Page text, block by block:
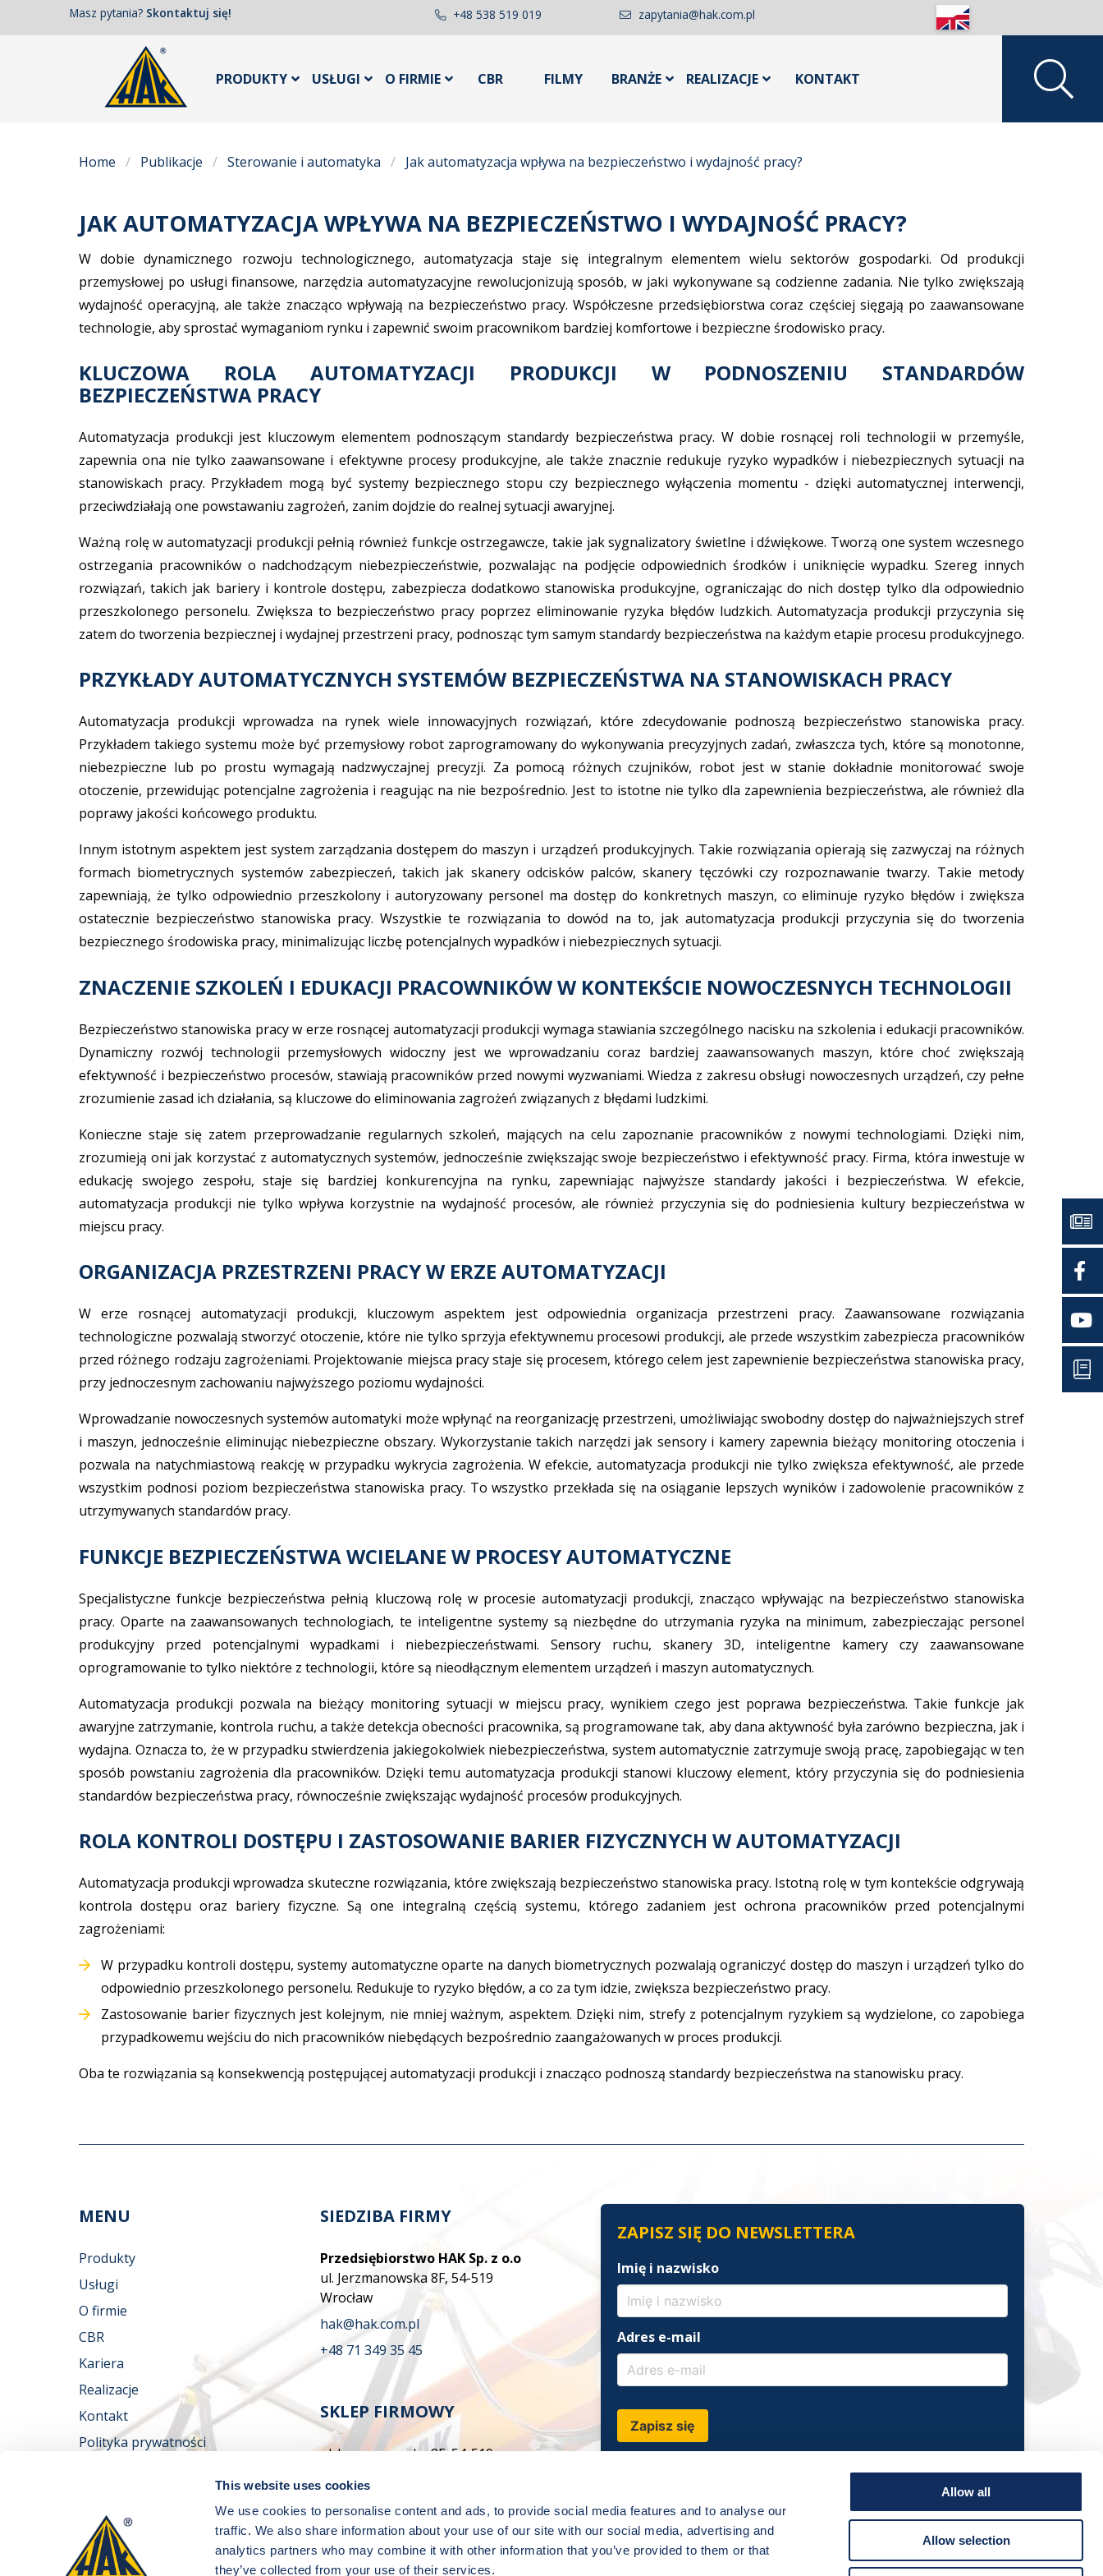
This website uses cookies
We use cookies to personalise content and ads, to provide social media features and to analyse our
traffic. We also share information about your use of our site with our social media, advertising and
analytics partners who may combine it with other information that you’ve provided to them or that
they’ve collected from your use of their services.
Allow all
Allow selection
Masz pytania? Skontaktuj się! +48 538 519 019 zapytania@hak.com.pl
PRODUKTY USŁUGI O FIRMIE CBR FILMY BRANŻE REALIZACJE KONTAKT
Home Publikacje Sterowanie i automatyka Jak automatyzacja wpływa na bezpieczeństwo i wydajność pracy?
JAK AUTOMATYZACJA WPŁYWA NA BEZPIECZEŃSTWO I WYDAJNOŚĆ PRACY?
W dobie dynamicznego rozwoju technologicznego, automatyzacja staje się integralnym elementem wielu sektorów gospodarki. Od produkcji
przemysłowej po usługi finansowe, narzędzia automatyzacyjne rewolucjonizują sposób, w jaki wykonywane są codzienne zadania. Nie tylko zwiększają
wydajność operacyjną, ale także znacząco wpływają na bezpieczeństwo pracy. Współczesne przedsiębiorstwa coraz częściej sięgają po zaawansowane
technologie, aby sprostać wymaganiom rynku i zapewnić swoim pracownikom bardziej komfortowe i bezpieczne środowisko pracy.
KLUCZOWA ROLA AUTOMATYZACJI PRODUKCJI W PODNOSZENIU STANDARDÓW
BEZPIECZEŃSTWA PRACY
Automatyzacja produkcji jest kluczowym elementem podnoszącym standardy bezpieczeństwa pracy. W dobie rosnącej roli technologii w przemyśle,
zapewnia ona nie tylko zaawansowane i efektywne procesy produkcyjne, ale także znacznie redukuje ryzyko wypadków i niebezpiecznych sytuacji na
stanowiskach pracy. Przykładem mogą być systemy bezpiecznego stopu czy bezpiecznego wyłączenia momentu - dzięki automatycznej interwencji,
przeciwdziałają one powstawaniu zagrożeń, zanim dojdzie do realnej sytuacji awaryjnej.
Ważną rolę w automatyzacji produkcji pełnią również funkcje ostrzegawcze, takie jak sygnalizatory świetlne i dźwiękowe. Tworzą one system wczesnego
ostrzegania pracowników o nadchodzącym niebezpieczeństwie, pozwalając na podjęcie odpowiednich środków i uniknięcie wypadku. Szereg innych
rozwiązań, takich jak bariery i kontrole dostępu, zabezpiecza dodatkowo stanowiska produkcyjne, ograniczając do nich dostęp tylko dla odpowiednio
przeszkolonego personelu. Zwiększa to bezpieczeństwo pracy poprzez eliminowanie ryzyka błędów ludzkich. Automatyzacja produkcji przyczynia się
zatem do tworzenia bezpiecznej i wydajnej przestrzeni pracy, podnosząc tym samym standardy bezpieczeństwa na każdym etapie procesu produkcyjnego.
PRZYKŁADY AUTOMATYCZNYCH SYSTEMÓW BEZPIECZEŃSTWA NA STANOWISKACH PRACY
Automatyzacja produkcji wprowadza na rynek wiele innowacyjnych rozwiązań, które zdecydowanie podnoszą bezpieczeństwo stanowiska pracy.
Przykładem takiego systemu może być przemysłowy robot zaprogramowany do wykonywania precyzyjnych zadań, zwłaszcza tych, które są monotonne,
niebezpieczne lub po prostu wymagają nadzwyczajnej precyzji. Za pomocą różnych czujników, robot jest w stanie dokładnie monitorować swoje
otoczenie, przewidując potencjalne zagrożenia i reagując na nie bezpośrednio. Jest to istotne nie tylko dla zapewnienia bezpieczeństwa, ale również dla
poprawy jakości końcowego produktu.
Innym istotnym aspektem jest system zarządzania dostępem do maszyn i urządzeń produkcyjnych. Takie rozwiązania opierają się zazwyczaj na różnych
formach biometrycznych systemów zabezpieczeń, takich jak skanery odcisków palców, skanery tęczówki czy rozpoznawanie twarzy. Takie metody
zapewniają, że tylko odpowiednio przeszkolony i autoryzowany personel ma dostęp do konkretnych maszyn, co eliminuje ryzyko błędów i zwiększa
ostatecznie bezpieczeństwo stanowiska pracy. Wszystkie te rozwiązania to dowód na to, jak automatyzacja produkcji przyczynia się do tworzenia
bezpiecznego środowiska pracy, minimalizując liczbę potencjalnych wypadków i niebezpiecznych sytuacji.
ZNACZENIE SZKOLEŃ I EDUKACJI PRACOWNIKÓW W KONTEKŚCIE NOWOCZESNYCH TECHNOLOGII
Bezpieczeństwo stanowiska pracy w erze rosnącej automatyzacji produkcji wymaga stawiania szczególnego nacisku na szkolenia i edukacji pracowników.
Dynamiczny rozwój technologii przemysłowych widoczny jest we wprowadzaniu coraz bardziej zaawansowanych maszyn, które choć zwiększają
efektywność i bezpieczeństwo procesów, stawiają pracowników przed nowymi wyzwaniami. Wiedza z zakresu obsługi nowoczesnych urządzeń, czy pełne
zrozumienie zasad ich działania, są kluczowe do eliminowania zagrożeń związanych z błędami ludzkimi.
Konieczne staje się zatem przeprowadzanie regularnych szkoleń, mających na celu zapoznanie pracowników z nowymi technologiami. Dzięki nim,
zrozumieją oni jak korzystać z automatycznych systemów, jednocześnie zwiększając swoje bezpieczeństwo i efektywność pracy. Firma, która inwestuje w
edukację swojego zespołu, staje się bardziej konkurencyjna na rynku, zapewniając najwyższe standardy jakości i bezpieczeństwa. W efekcie,
automatyzacja produkcji nie tylko wpływa korzystnie na wydajność procesów, ale również przyczynia się do podniesienia kultury bezpieczeństwa w
miejscu pracy.
ORGANIZACJA PRZESTRZENI PRACY W ERZE AUTOMATYZACJI
W erze rosnącej automatyzacji produkcji, kluczowym aspektem jest odpowiednia organizacja przestrzeni pracy. Zaawansowane rozwiązania
technologiczne pozwalają stworzyć otoczenie, które nie tylko sprzyja efektywnemu procesowi produkcji, ale przede wszystkim zabezpiecza pracowników
przed różnego rodzaju zagrożeniami. Projektowanie miejsca pracy staje się procesem, którego celem jest zapewnienie bezpieczeństwa stanowiska pracy,
przy jednoczesnym zachowaniu najwyższego poziomu wydajności.
Wprowadzanie nowoczesnych systemów automatyki może wpłynąć na reorganizację przestrzeni, umożliwiając swobodny dostęp do najważniejszych stref
i maszyn, jednocześnie eliminując niebezpieczne obszary. Wykorzystanie takich narzędzi jak sensory i kamery zapewnia bieżący monitoring otoczenia i
pozwala na natychmiastową reakcję w przypadku wykrycia zagrożenia. W efekcie, automatyzacja produkcji nie tylko zwiększa efektywność, ale przede
wszystkim podnosi poziom bezpieczeństwa stanowiska pracy. To wszystko przekłada się na osiąganie lepszych wyników i zadowolenie pracowników z
utrzymywanych standardów pracy.
FUNKCJE BEZPIECZEŃSTWA WCIELANE W PROCESY AUTOMATYCZNE
Specjalistyczne funkcje bezpieczeństwa pełnią kluczową rolę w procesie automatyzacji produkcji, znacząco wpływając na bezpieczeństwo stanowiska
pracy. Oparte na zaawansowanych technologiach, te inteligentne systemy są niezbędne do utrzymania ryzyka na minimum, zabezpieczając personel
produkcyjny przed potencjalnymi wypadkami i niebezpieczeństwami. Sensory ruchu, skanery 3D, inteligentne kamery czy zaawansowane
oprogramowanie to tylko niektóre z technologii, które są nieodłącznym elementem urządzeń i maszyn automatycznych.
Automatyzacja produkcji pozwala na bieżący monitoring sytuacji w miejscu pracy, wynikiem czego jest poprawa bezpieczeństwa. Takie funkcje jak
awaryjne zatrzymanie, kontrola ruchu, a także detekcja obecności pracownika, są programowane tak, aby dana aktywność była zarówno bezpieczna, jak i
wydajna. Oznacza to, że w przypadku stwierdzenia jakiegokolwiek niebezpieczeństwa, system automatycznie zatrzymuje swoją pracę, zapobiegając w ten
sposób powstaniu zagrożenia dla pracowników. Dzięki temu automatyzacja produkcji stanowi kluczowy element, który przyczynia się do podniesienia
standardów bezpieczeństwa pracy, równocześnie zwiększając wydajność procesów produkcyjnych.
ROLA KONTROLI DOSTĘPU I ZASTOSOWANIE BARIER FIZYCZNYCH W AUTOMATYZACJI
Automatyzacja produkcji wprowadza skuteczne rozwiązania, które zwiększają bezpieczeństwo stanowiska pracy. Istotną rolę w tym kontekście odgrywają
kontrola dostępu oraz bariery fizyczne. Są one integralną częścią systemu, którego zadaniem jest ochrona pracowników przed potencjalnymi
zagrożeniami:
W przypadku kontroli dostępu, systemy automatyczne oparte na danych biometrycznych pozwalają ograniczyć dostęp do maszyn i urządzeń tylko do
odpowiednio przeszkolonego personelu. Redukuje to ryzyko błędów, a co za tym idzie, zwiększa bezpieczeństwo pracy.
Zastosowanie barier fizycznych jest kolejnym, nie mniej ważnym, aspektem. Dzięki nim, strefy z potencjalnym ryzykiem są wydzielone, co zapobiega
przypadkowemu wejściu do nich pracowników niebędących bezpośrednio zaangażowanych w proces produkcji.
Oba te rozwiązania są konsekwencją postępującej automatyzacji produkcji i znacząco podnoszą standardy bezpieczeństwa na stanowisku pracy.
MENU
Produkty
Usługi
O firmie
CBR
Kariera
Realizacje
Kontakt
Polityka prywatności
SIEDZIBA FIRMY
Przedsiębiorstwo HAK Sp. z o.o
ul. Jerzmanowska 8F, 54-519
Wrocław
hak@hak.com.pl
+48 71 349 35 45
SKLEP FIRMOWY
ul. Jerzmanowska 8F, 54-519
+48 509 674 882
Godziny otwarcia w dni robocze:
ZAPISZ SIĘ DO NEWSLETTERA
Imię i nazwisko
Adres e-mail
Zapisz się